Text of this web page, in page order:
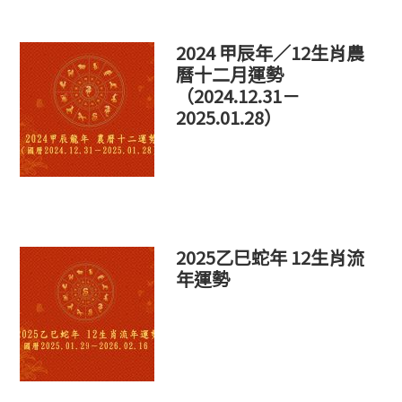
2024 甲辰年／12生肖農
曆十二月運勢
（2024.12.31－
2025.01.28）
2025乙巳蛇年 12生肖流
年運勢